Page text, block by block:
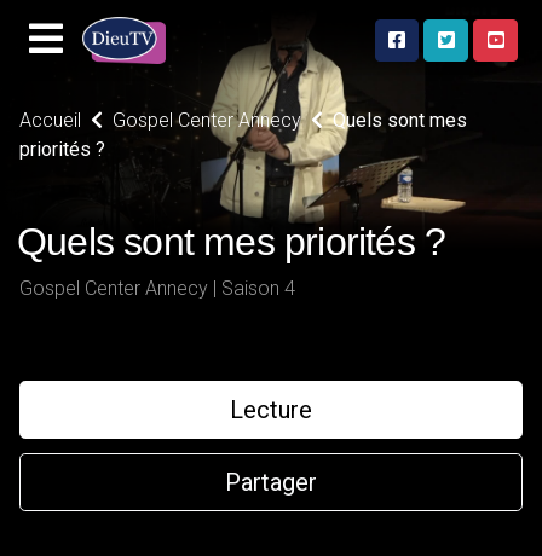
Accueil Gospel Center Annecy
Quels sont mes
priorités ?
Quels sont mes priorités ?
Gospel Center Annecy | Saison 4
Lecture
Partager